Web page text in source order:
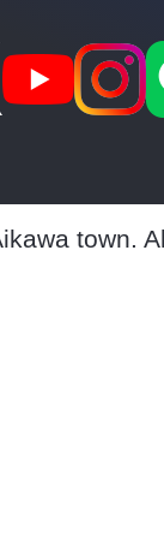
town.